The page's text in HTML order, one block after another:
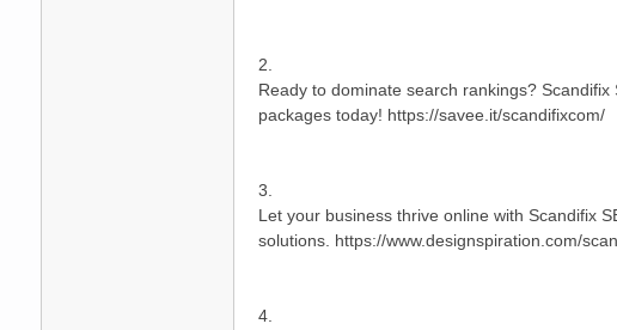
2.
Ready to dominate search rankings?
packages today! https://savee.it/scandifixcom/
3.
Let your business thrive online with Scandifix
solutions. https://www.designspiration.com/
4.